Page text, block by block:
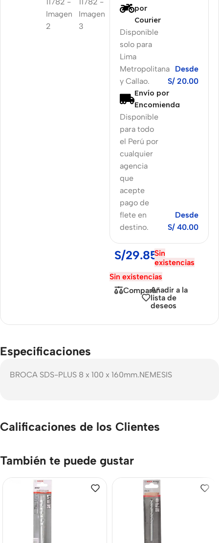
por
Courier
Disponible
solo para
Lima
Metropolitana
y Callao.
Desde
S/ 20.00
Envío por
Encomienda
Disponible
para todo
el Perú por
cualquier
agencia
que
acepte
pago de
flete en
destino.
Desde
S/ 40.00
S/29.85Sin
existencias
Sin existencias
CompararAñadir a la
lista de
deseos
Especificaciones
BROCA SDS-PLUS 8 x 100 x 160mm.NEMESIS
Calificaciones de los Clientes
También te puede gustar